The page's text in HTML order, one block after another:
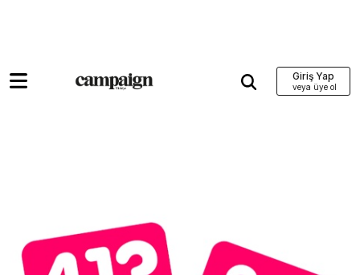
Giriş Yap